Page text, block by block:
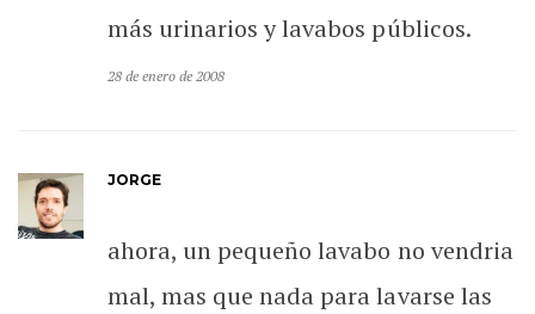
más urinarios y lavabos públicos.
28 de enero de 2008
JORGE
ahora, un pequeño lavabo no vendria
mal, mas que nada para lavarse las